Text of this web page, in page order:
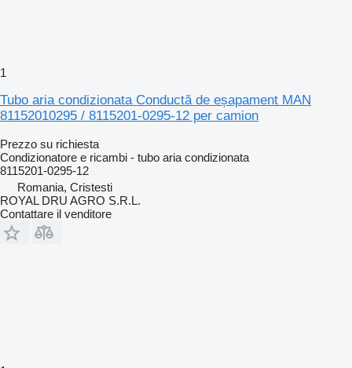
1
Tubo aria condizionata Conductă de eșapament MAN
81152010295 / 8115201-0295-12 per camion
Prezzo su richiesta
Condizionatore e ricambi - tubo aria condizionata
8115201-0295-12
Romania, Cristesti
ROYAL DRU AGRO S.R.L.
Contattare il venditore